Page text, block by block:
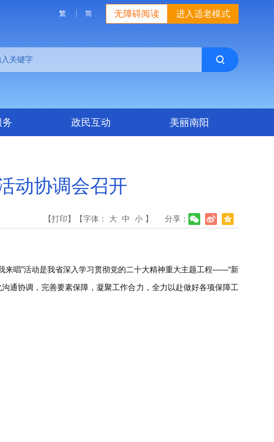
进入适老模式
无障碍阅读
繁 简
务 政民互动 美丽南阳
动协调会召开
分享：
【打印】 【字体： 大 中 小 】
来唱”活动是我省深入学习贯彻党的二十大精神重大主题工程——“新
通协调，完善要素保障，凝聚工作合力，全力以赴做好各项保障工